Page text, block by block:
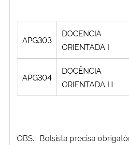
APG303
DOCENCIA
ORIENTADA I
APG304
DOCÊNCIA
ORIENTADA I I
OBS.: Bolsista precisa